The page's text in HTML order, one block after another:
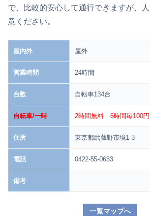
で、比較的安心して通行できますが、
意ください。
屋内外 屋外
営業時間 24時間
台数 自転車134台
自転車/一時 2時間無料 6時間毎100円
住所 東京都武蔵野市境1-3
電話 0422-55-0633
備考
一覧マップへ